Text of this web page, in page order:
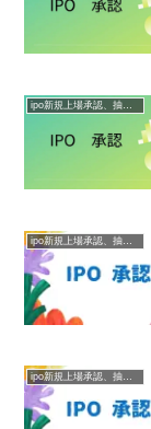
ipo新規上場承認、抽選情報